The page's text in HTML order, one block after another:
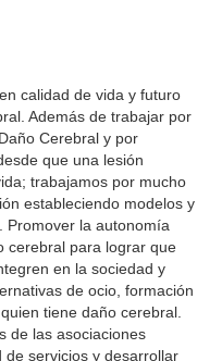
calidad de vida y futuro
Además de trabajar por
Cerebral y por
que una lesión
trabajamos por mucho
estableciendo modelos y
Promover la autonomía
cerebral para lograr que
en la sociedad y
de ocio, formación
tiene daño cerebral.
de las asociaciones
servicios y desarrollar